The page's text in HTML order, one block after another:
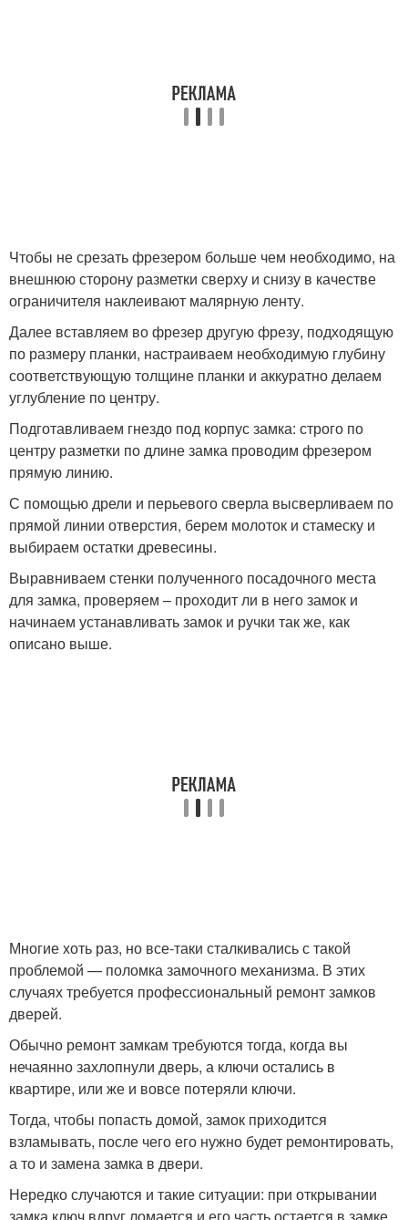
Чтобы не срезать фрезером больше чем необходимо, на
внешнюю сторону разметки сверху и снизу в качестве
ограничителя наклеивают малярную ленту.
Далее вставляем во фрезер другую фрезу, подходящую
по размеру планки, настраиваем необходимую глубину
соответствующую толщине планки и аккуратно делаем
углубление по центру.
Подготавливаем гнездо под корпус замка: строго по
центру разметки по длине замка проводим фрезером
прямую линию.
С помощью дрели и перьевого сверла высверливаем по
прямой линии отверстия, берем молоток и стамеску и
выбираем остатки древесины.
Выравниваем стенки полученного посадочного места
для замка, проверяем – проходит ли в него замок и
начинаем устанавливать замок и ручки так же, как
описано выше.
Многие хоть раз, но все-таки сталкивались с такой
проблемой — поломка замочного механизма. В этих
случаях требуется профессиональный ремонт замков
дверей.
Обычно ремонт замкам требуются тогда, когда вы
нечаянно захлопнули дверь, а ключи остались в
квартире, или же и вовсе потеряли ключи.
Тогда, чтобы попасть домой, замок приходится
взламывать, после чего его нужно будет ремонтировать,
а то и замена замка в двери.
Нередко случаются и такие ситуации: при открывании